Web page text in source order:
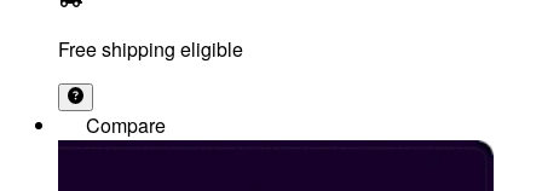
Free shipping eligible
Compare